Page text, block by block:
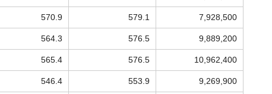
570.9 579.1 7,928,500
564.3 576.5 9,889,200
565.4 576.5 10,962,400
546.4 553.9 9,269,900